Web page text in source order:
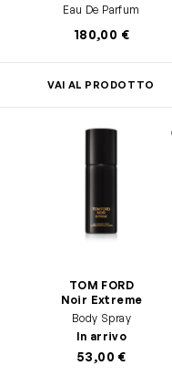
Eau De Parfum
180,00 €
VAI AL PRODOTTO
TOM FORD
Noir Extreme
Body Spray
In arrivo
53,00 €